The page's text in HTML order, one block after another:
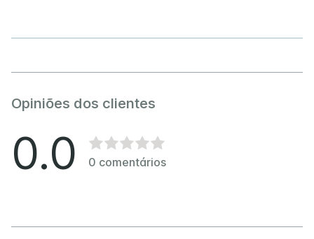
Opiniões dos clientes
0.0 0 comentários